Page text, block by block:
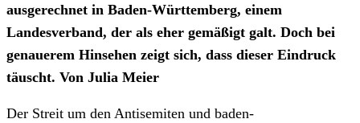
ausgerechnet in Baden-Württemberg, einem
Landesverband, der als eher gemäßigt galt. Doch bei
genauerem Hinsehen zeigt sich, dass dieser Eindruck
täuscht. Von Julia Meier
Der Streit um den Antisemiten und baden-